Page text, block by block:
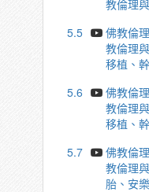
教倫理
5.5
佛教倫
教倫理
移植、
5.6
佛教倫
教倫理
移植、
5.7
佛教倫
教倫理
胎、安